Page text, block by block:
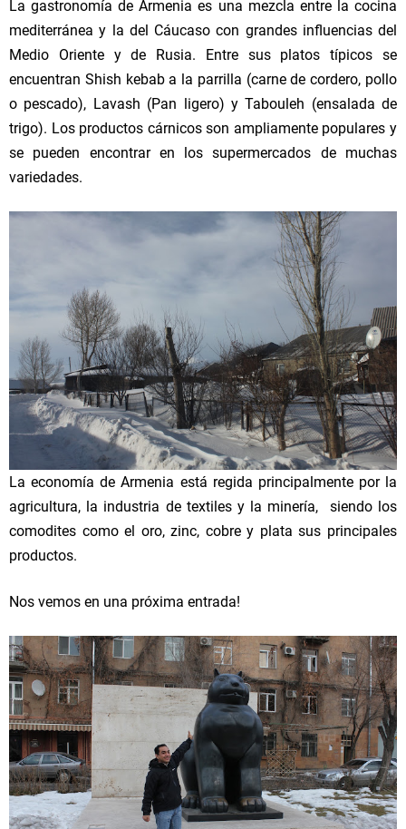
La gastronomía de Armenia es una mezcla entre la cocina
mediterránea y la del Cáucaso con grandes influencias del
Medio Oriente y de Rusia. Entre sus platos típicos se
encuentran Shish kebab a la parrilla (carne de cordero, pollo
o pescado), Lavash (Pan ligero) y Tabouleh (ensalada de
trigo). Los productos cárnicos son ampliamente populares y
se pueden encontrar en los supermercados de muchas
variedades.
La economía de Armenia está regida principalmente por la
agricultura, la industria de textiles y la minería, siendo los
comodites como el oro, zinc, cobre y plata sus principales
productos.
Nos vemos en una próxima entrada!